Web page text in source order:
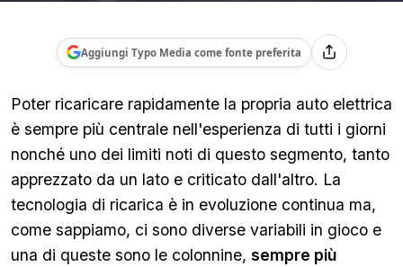
Aggiungi Typo Media come fonte preferita
Poter ricaricare rapidamente la propria auto elettrica
è sempre più centrale nell'esperienza di tutti i giorni
nonché uno dei limiti noti di questo segmento, tanto
apprezzato da un lato e criticato dall'altro. La
tecnologia di ricarica è in evoluzione continua ma,
come sappiamo, ci sono diverse variabili in gioco e
una di queste sono le colonnine, sempre più